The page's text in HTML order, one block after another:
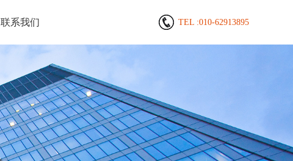
TEL :010-62913895
联系我们